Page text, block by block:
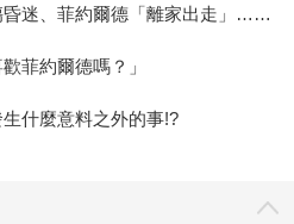
昏迷、菲約爾德「離家出走」……
菲約爾德嗎？」
什麼意料之外的事!?